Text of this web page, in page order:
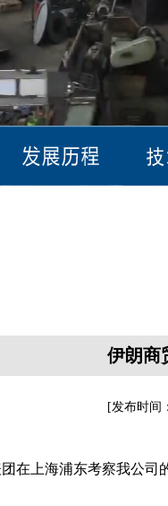
伊朗商
[发布时间
在上海浦东考察我公司